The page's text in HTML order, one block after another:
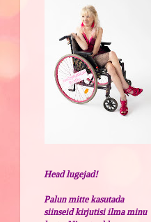
Head lugejad!
Palun mitte kasutada
siinseid kirjutisi ilma minu